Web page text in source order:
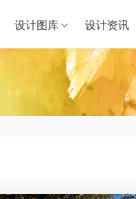
设计图库 设计资讯